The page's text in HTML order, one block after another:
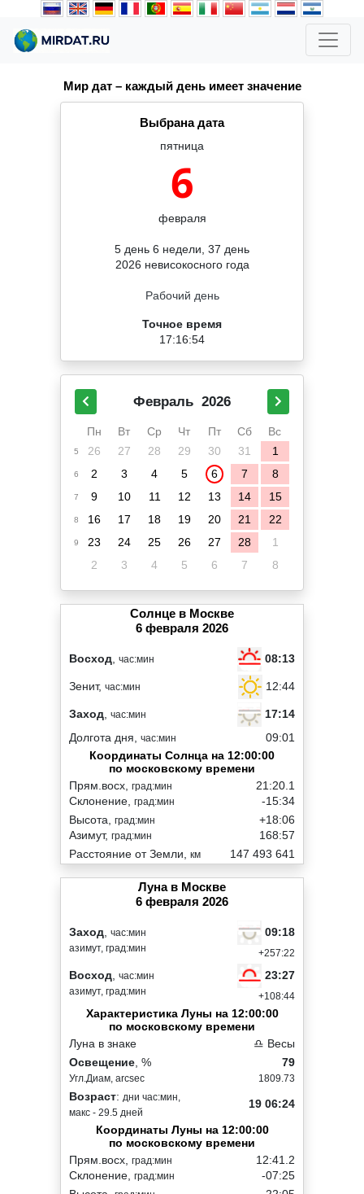
Мир дат – каждый день имеет значение
Выбрана дата
пятница
6
февраля
5 день 6 недели, 37 день
2026 невисокосного года
Рабочий день
Точное время
17:16:54
Февраль 2026
Пн Вт Ср Чт Пт Сб Вс
5 26 27 28 29 30 31 1
6 2 3 4 5 6 7 8
7 9 10 11 12 13 14 15
8 16 17 18 19 20 21 22
9 23 24 25 26 27 28
1
2
3 4 5 6 7 8
Солнце в Москве
6 февраля 2026
Восход час:мин 08:13
Зенит, час:мин 12:44
Заход час:мин
17:14
Долгота дня, час:мин
09:01
Координаты Солнца на 12:00:00
по московскому времени
Прям.восх, град:мин
Склонение, град:мин
21:20.1
-15:34
Высота, град:мин
Азимут, град:мин
+18:06
168:57
Расстояние от Земли, км 147 493 641
Луна в Москве
6 февраля 2026
Заход час:мин
азимут, град:мин
09:18
+257:22
Восход час:мин
азимут, град:мин
23:27
+108:44
Характеристика Луны на 12:00:00
по московскому времени
Луна в знаке
♎ Весы
Освещение , %
Угл.Диам, arcsec
79
1809.73
Возраст: дни час:мин,
макс - 29.5 дней
19 06:24
Координаты Луны на 12:00:00
по московскому времени
Прям.восх, град:мин
Склонение, град:мин
12:41.2
-07:25